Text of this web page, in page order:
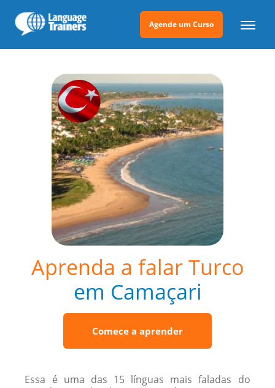
Agende um Curso
Aprenda a falar Turco
em Camaçari
Comece a aprender
Essa é uma das 15 línguas mais faladas do